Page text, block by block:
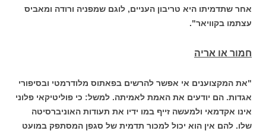
אחר שתדמיתו היא טריבון העניים, לוגם שמפניה ורודה ומאביס
עצתמו בקוויאר".
חמור או אריה
"את המקצוענים אי אפשר להרשים בפאתוס מלודרמטי ובסיפורי
אגדות. הם יודעים את האמת לאמיתה. למשל: כי פוליטיקאי פלוני
אינו אקדמאי ולמעשה זייף במו ידיו את תעודות האוניברסיטה
שלו. להם אין הוא יכול למכור תדמית של סגפן המסתפק במועט